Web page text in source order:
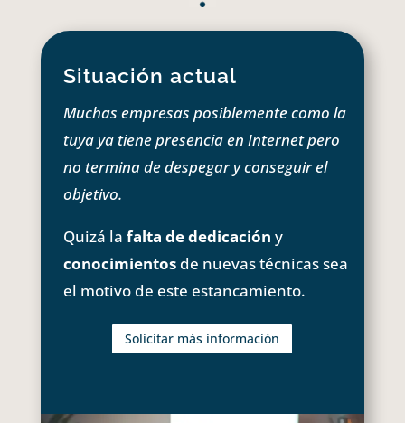
Situación actual
Muchas empresas posiblemente como la
tuya ya tiene presencia en Internet pero
no termina de despegar y conseguir el
objetivo.
Quizá la falta de dedicación y
conocimientosde nuevas técnicas sea
el motivo de este estancamiento.
Solicitar más información